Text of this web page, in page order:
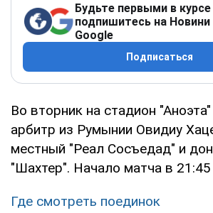
Будьте первыми в курсе
подпишитесь на Новини
Google
Подписаться
Во вторник на стадион
арбитр из Румынии Овидиу
местный "Реал Сосъедад" и
"Шахтер". Начало матча в 21:45
Где смотреть поединок